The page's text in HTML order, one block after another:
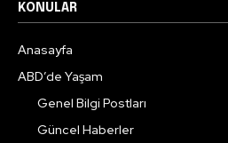
KONULAR
Anasayfa
ABD’de Yaşam
Genel Bilgi Postları
Güncel Haberler